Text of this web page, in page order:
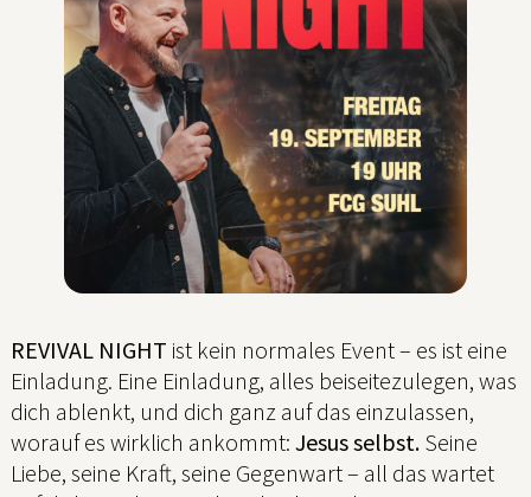
REVIVAL NIGHT ist kein normales Event – es ist eine
Einladung. Eine Einladung, alles beiseitezulegen, was
dich ablenkt, und dich ganz auf das einzulassen,
worauf es wirklich ankommt: Jesus selbst. Seine
Liebe, seine Kraft, seine Gegenwart – all das wartet